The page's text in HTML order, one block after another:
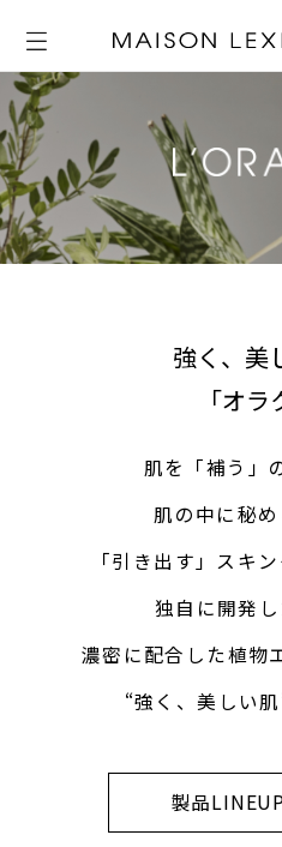
強く、美
「オラ
肌を「補う」
肌の中に秘
「引き出す」スキ
独自に開発し
濃密に配合した植物
“強く、美しい肌
製品